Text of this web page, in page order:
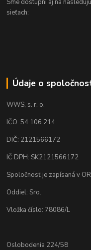
Sme dostupní aj na
sieťach:
Údaje o
WWS, s. r. o.
IČO: 54 106 214
DIČ: 2121566172
IČ DPH: SK2121566172
Spoločnosť je zapísaná v
Oddiel: Sro.
Vložka číslo: 78086/L
Oslobodenia 224/58